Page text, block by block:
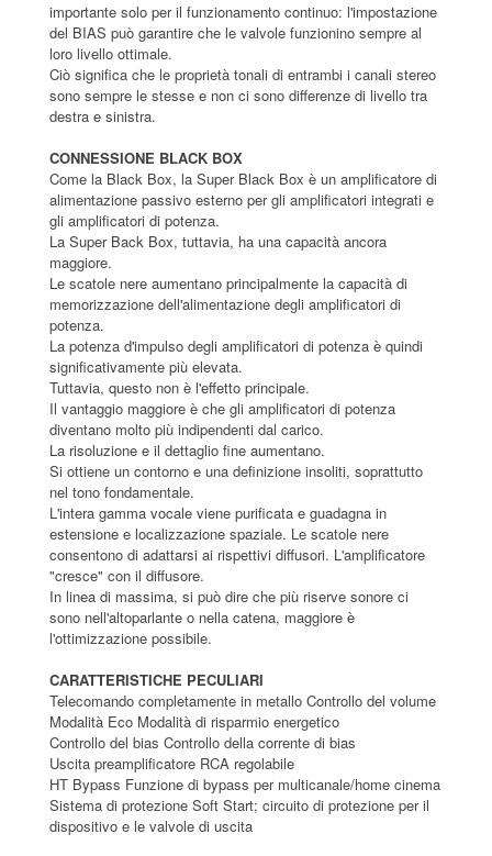
importante solo per il funzionamento continuo: l'impostazione
del BIAS può garantire che le valvole funzionino sempre al
loro livello ottimale.
Ciò significa che le proprietà tonali di entrambi i canali stereo
sono sempre le stesse e non ci sono differenze di livello tra
destra e sinistra.
CONNESSIONE BLACK BOX
Come la Black Box, la Super Black Box è un amplificatore di
alimentazione passivo esterno per gli amplificatori integrati e
gli amplificatori di potenza.
La Super Back Box, tuttavia, ha una capacità ancora
maggiore.
Le scatole nere aumentano principalmente la capacità di
memorizzazione dell'alimentazione degli amplificatori di
potenza.
La potenza d'impulso degli amplificatori di potenza è quindi
significativamente più elevata.
Tuttavia, questo non è l'effetto principale.
Il vantaggio maggiore è che gli amplificatori di potenza
diventano molto più indipendenti dal carico.
La risoluzione e il dettaglio fine aumentano.
Si ottiene un contorno e una definizione insoliti, soprattutto
nel tono fondamentale.
L'intera gamma vocale viene purificata e guadagna in
estensione e localizzazione spaziale. Le scatole nere
consentono di adattarsi ai rispettivi diffusori. L'amplificatore
"cresce" con il diffusore.
In linea di massima, si può dire che più riserve sonore ci
sono nell'altoparlante o nella catena, maggiore è
l'ottimizzazione possibile.
CARATTERISTICHE PECULIARI
Telecomando completamente in metallo Controllo del volume
Modalità Eco Modalità di risparmio energetico
Controllo del bias Controllo della corrente di bias
Uscita preamplificatore RCA regolabile
HT Bypass Funzione di bypass per multicanale/home cinema
Sistema di protezione Soft Start; circuito di protezione per il
dispositivo e le valvole di uscita